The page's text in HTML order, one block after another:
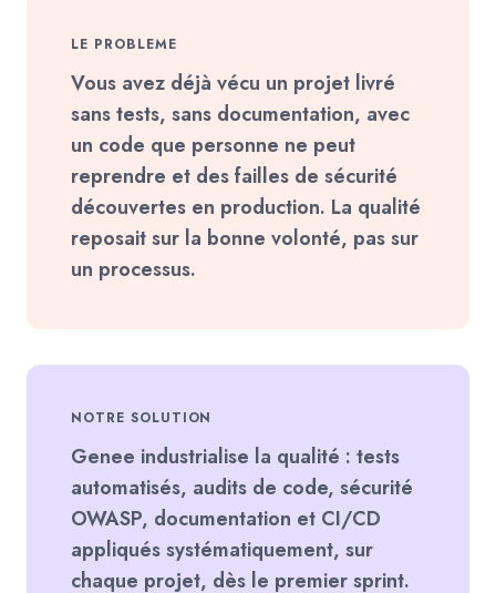
LE PROBLEME
Vous avez déjà vécu un projet livré
sans tests, sans documentation, avec
un code que personne ne peut
reprendre et des failles de sécurité
découvertes en production. La qualité
reposait sur la bonne volonté, pas sur
un processus.
NOTRE SOLUTION
Genee industrialise la qualité : tests
automatisés, audits de code, sécurité
OWASP, documentation et CI/CD
appliqués systématiquement, sur
chaque projet, dès le premier sprint.